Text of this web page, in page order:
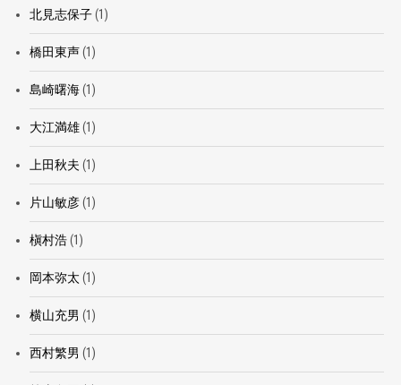
北見志保子(1)
橋田東声(1)
島崎曙海(1)
大江満雄(1)
上田秋夫 (1)
片山敏彦(1)
槇村浩(1)
岡本弥太 (1)
横山充男 (1)
西村繁男 (1)